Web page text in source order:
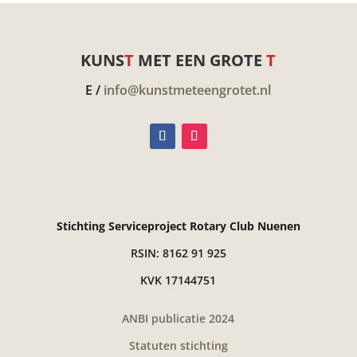
KUNST MET EEN GROTET
E / info@kunstmeteengrotet.nl
Stichting Serviceproject Rotary Club Nuenen
RSIN: 8162 91 925
KVK 17144751
ANBI publicatie 2024
Statuten stichting